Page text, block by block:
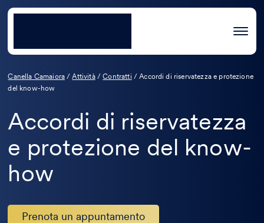
Canella Camaiora /Attività/Contratti /Accordi di riservatezza e protezione
del know-how
Accordi di riservatezza
e protezione del know-
how
Prenota un appuntamento